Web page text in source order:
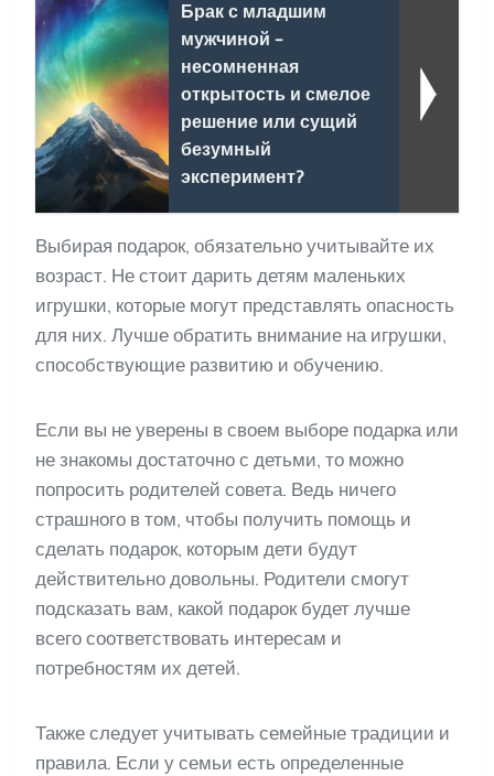
Брак с младшим
мужчиной -
несомненная
открытость и смелое
решение или сущий
безумный
эксперимент?
Выбирая подарок, обязательно учитывайте их
возраст. Не стоит дарить детям маленьких
игрушки, которые могут представлять опасность
для них. Лучше обратить внимание на игрушки,
способствующие развитию и обучению.
Если вы не уверены в своем выборе подарка или
не знакомы достаточно с детьми, то можно
попросить родителей совета. Ведь ничего
страшного в том, чтобы получить помощь и
сделать подарок, которым дети будут
действительно довольны. Родители смогут
подсказать вам, какой подарок будет лучше
всего соответствовать интересам и
потребностям их детей.
Также следует учитывать семейные традиции и
правила. Если у семьи есть определенные